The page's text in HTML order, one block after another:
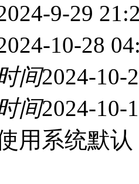
9-29
10-28
间2024-10-
间2024-10-
用系统默认